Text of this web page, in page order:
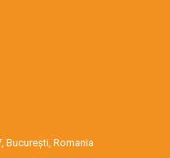
București, Romania